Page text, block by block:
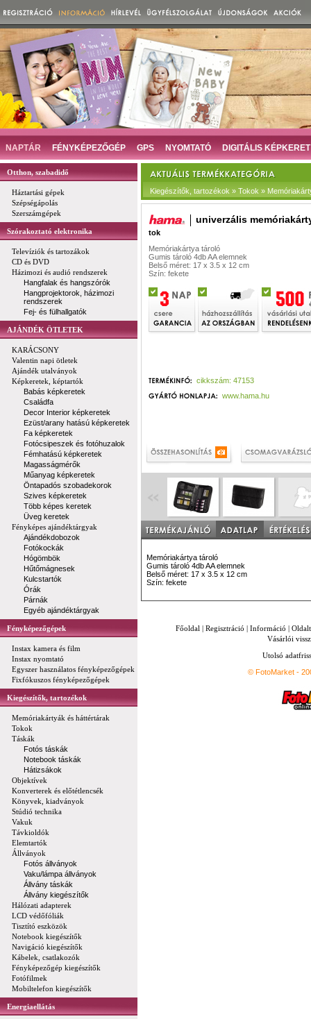
NAPTÁR FÉNYKÉPEZŐGÉP GPS NYOMTATÓ DIGITÁLIS KÉPKERET
Otthon, szabadidő
Háztartási gépek
Szépségápolás
Szerszámgépek
Szórakoztató elektronika
Televíziók és tartozákok
CD és DVD
Házimozi és audió rendszerek
Hangfalak és hangszórók
Hangprojektorok, házimozi
rendszerek
Fej- és fülhallgatók
AJÁNDÉK ÖTLETEK
KARÁCSONY
Valentin napi ötletek
Ajándék utalványok
Képkeretek, képtartók
Babás képkeretek
Családfa
Decor Interior képkeretek
Ezüst/arany hatású képkeretek
Fa képkeretek
Fotócsipeszek és fotóhuzalok
Fémhatású képkeretek
Magasságmérők
Műanyag képkeretek
Öntapadós szobadekorok
Szives képkeretek
Több képes keretek
Üveg keretek
Fényképes ajándéktárgyak
Ajándékdobozok
Fotókockák
Hógömbök
Hűtőmágnesek
Kulcstartók
Órák
Párnák
Egyéb ajándéktárgyak
Fényképezőgépek
Instax kamera és film
Instax nyomtató
Egyszer használatos fényképezőgépek
Fixfókuszos fényképezőgépek
Kiegészítők, tartozékok
Memóriakártyák és háttértárak
Tokok
Táskák
Fotós táskák
Notebook táskák
Hátizsákok
Objektívek
Konverterek és előtétlencsék
Könyvek, kiadványok
Stúdió technika
Vakuk
Távkioldók
Elemtartók
Állványok
Fotós állványok
Vaku/lámpa állványok
Állvány táskák
Állvány kiegészítők
Hálózati adapterek
LCD védőfóliák
Tisztító eszközök
Notebook kiegészítők
Navigáció kiegészítők
Kábelek, csatlakozók
Fényképezőgép kiegészítők
Fotófilmek
Mobiltelefon kiegészítők
Energiaellátás
Kiegészítők, tartozékok » Tokok »
univerzális
tok
Memóriakártya tároló
Gumis tároló 4db AA elemnek
Belső méret: 17 x 3.5 x 12 cm
Szín: fekete
cikkszám: 47153
www.hama.hu
Memóriakártya tároló
Gumis tároló 4db AA elemnek
Belső méret: 17 x 3.5 x 12 cm
Szín: fekete
Főoldal | Regisztráció | Információ |
Vásárlói
Utolsó
© FotoMarket -